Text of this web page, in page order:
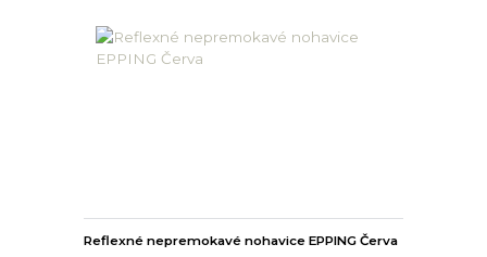
Reflexné nepremokavé nohavice EPPING Červa